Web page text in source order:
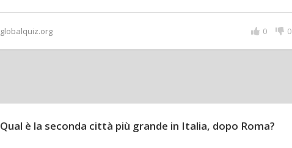
globalquiz.org 0
0
Qual è la seconda città più grande in Italia, dopo Roma?